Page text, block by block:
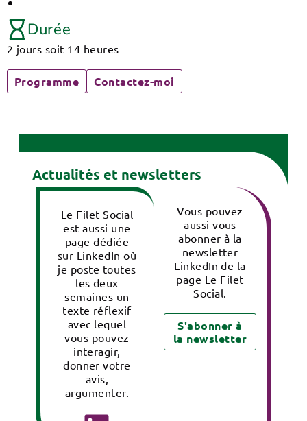
Durée
2 jours soit 14 heures
Programme Contactez-moi
Actualités et newsletters
Le Filet Social
est aussi une
page dédiée
sur LinkedIn où
je poste toutes
les deux
semaines un
texte réflexif
avec lequel
vous pouvez
interagir,
donner votre
avis,
argumenter.
Vous pouvez
aussi vous
abonner à la
newsletter
LinkedIn de la
page Le Filet
Social.
S'abonner à
la newsletter